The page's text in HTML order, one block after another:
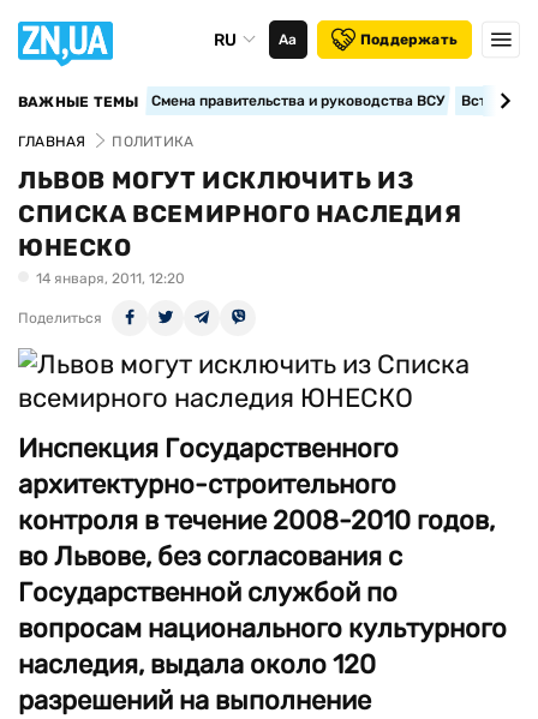
RU Аа Поддержать
ВАЖНЫЕ ТЕМЫ Смена правительства и руководства ВСУ
ГЛАВНАЯ ПОЛИТИКА
ЛЬВОВ МОГУТ ИСКЛЮЧИТЬ ИЗ
СПИСКА ВСЕМИРНОГО НАСЛЕДИЯ
ЮНЕСКО
14 января, 2011, 12:20
Поделиться
Инспекция Государственного
архитектурно-строительного
контроля в течение 2008-2010 годов,
во Львове, без согласования с
Государственной службой по
вопросам национального культурного
наследия, выдала около 120
разрешений на выполнение